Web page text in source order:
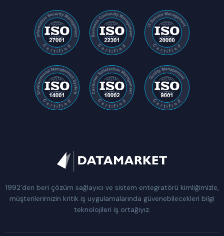
1992’den beri çözüm sağlayıcı ve sistem entegratörü kimliğimizle,
müşterilerimizin kritik iş uygulamalarında güvenebilecekleri bilgi
teknolojileri iş ortağıyız.